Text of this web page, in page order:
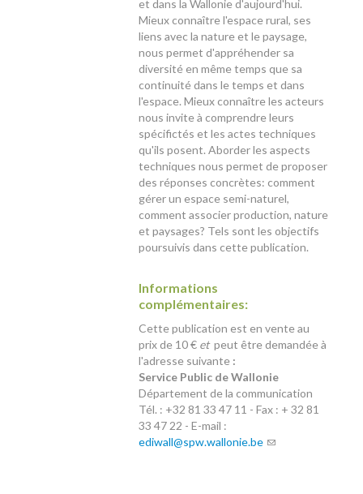
et dans la Wallonie d'aujourd'hui.
Mieux connaître l'espace rural, ses
liens avec la nature et le paysage,
nous permet d'appréhender sa
diversité en même temps que sa
continuité dans le temps et dans
l'espace. Mieux connaître les acteurs
nous invite à comprendre leurs
spécifictés et les actes techniques
qu'ils posent. Aborder les aspects
techniques nous permet de proposer
des réponses concrètes: comment
gérer un espace semi-naturel,
comment associer production, nature
et paysages? Tels sont les objectifs
poursuivis dans cette publication.
Informations
complémentaires:
Cette publication est en vente au
prix de 10 € et peut être demandée à
l'adresse suivante :
Service Public de Wallonie
Département de la communication
Tél. : +32 81 33 47 11 - Fax : + 32 81
33 47 22 - E-mail :
ediwall@spw.wallonie.be